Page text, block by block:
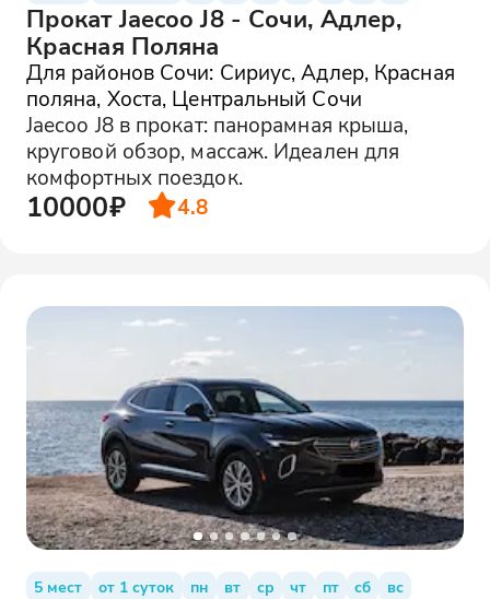
Прокат Jaecoo J8 - Сочи, Адлер,
Красная Поляна
Для районов Сочи: Сириус, Адлер, Красная
поляна, Хоста, Центральный Сочи
Jaecoo J8 в прокат: панорамная крыша,
круговой обзор, массаж. Идеален для
комфортных поездок.
10000₽ 4.8
5 мест от 1 суток пн вт ср чт пт сб вс